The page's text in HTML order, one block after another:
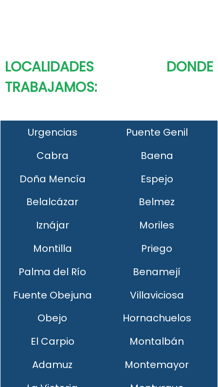
LOCALIDADES DONDE
TRABAJAMOS:
Urgencias
Puente Genil
Cabra
Baena
Doña Mencía
Espejo
Belalcázar
Belmez
Iznájar
Moriles
Montilla
Priego
Palma del Río
Benamejí
Fuente Obejuna
Villaviciosa
Obejo
Hornachuelos
El Carpio
Montalbán
Adamuz
Montemayor